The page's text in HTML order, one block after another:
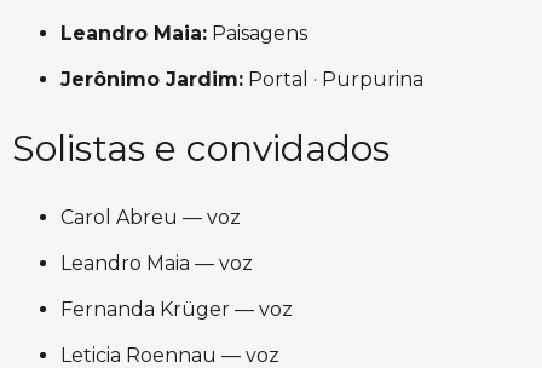
Leandro Maia: Paisagens
Jerônimo Jardim: Portal · Purpurina
Solistas e convidados
Carol Abreu — voz
Leandro Maia — voz
Fernanda Krüger — voz
Leticia Roennau — voz